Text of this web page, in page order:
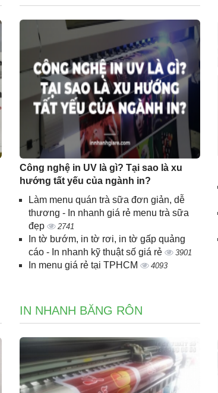
Công nghệ in UV là gì? Tại sao là xu
hướng tất yếu của ngành in?
Làm menu quán trà sữa đơn giản, dễ
thương - In nhanh giá rẻ menu trà sữa
đẹp
2741
In tờ bướm, in tờ rơi, in tờ gấp quảng
cáo - In nhanh kỹ thuật số giá rẻ
3901
In menu giá rẻ tại TPHCM 4093
IN NHANH BĂNG RÔN